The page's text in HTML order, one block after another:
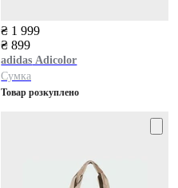
₴ 1 999
₴ 899
adidas Adicolor
Сумка
Товар розкуплено